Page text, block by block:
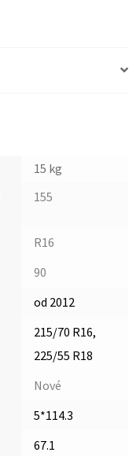
15 kg
155
R16
90
od 2012
215/70 R16,
225/55 R18
Nové
5*114.3
67.1